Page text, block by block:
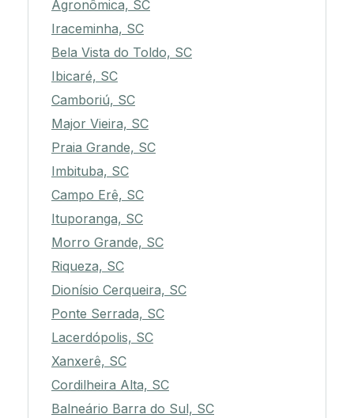
Agronômica, SC
Iraceminha, SC
Bela Vista do Toldo, SC
Ibicaré, SC
Camboriú, SC
Major Vieira, SC
Praia Grande, SC
Imbituba, SC
Campo Erê, SC
Ituporanga, SC
Morro Grande, SC
Riqueza, SC
Dionísio Cerqueira, SC
Ponte Serrada, SC
Lacerdópolis, SC
Xanxerê, SC
Cordilheira Alta, SC
Balneário Barra do Sul, SC